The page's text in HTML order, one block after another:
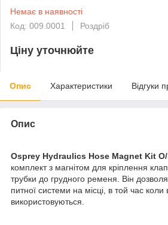
Немає в наявності
Код: 009.0001
Роздріб
Ціну уточнюйте
Опис Характеристики Відгуки
Опис
Osprey Hydraulics Hose Magnet Kit
комплект з магнітом для кріплення
трубки до грудного ременя. Він
питної системи на місці, в той час коли
використовуються.